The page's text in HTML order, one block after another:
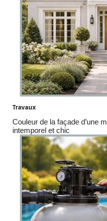
Travaux
Couleur de la façade d’une
intemporel et chic